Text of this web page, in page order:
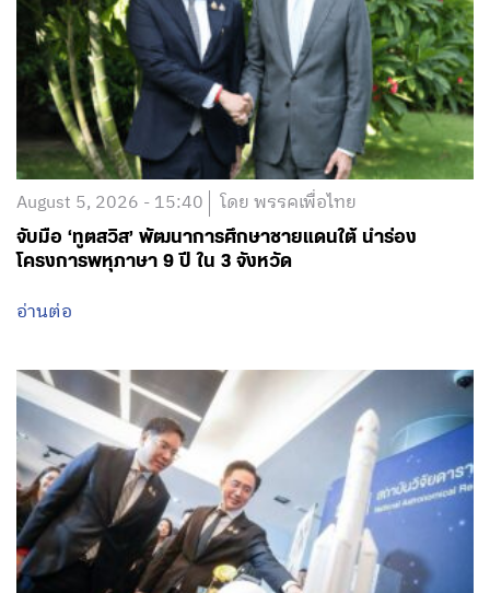
August 5, 2026 - 15:40 โดย พรรคเพื่อไทย
จับมือ ‘ทูตสวิส’ พัฒนาการศึกษาชายแดนใต้ นำร่อง
โครงการพหุภาษา 9 ปี ใน 3 จังหวัด
อ่านต่อ